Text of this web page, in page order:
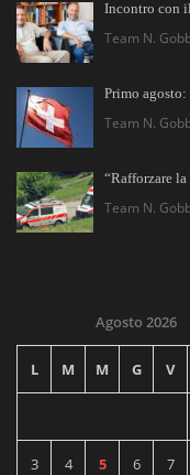
Incontro con
Team N.
Primo
Team N.
“Rafforzare
Team N.
Agosto 2026
L M M G V
3 4 5 6 7